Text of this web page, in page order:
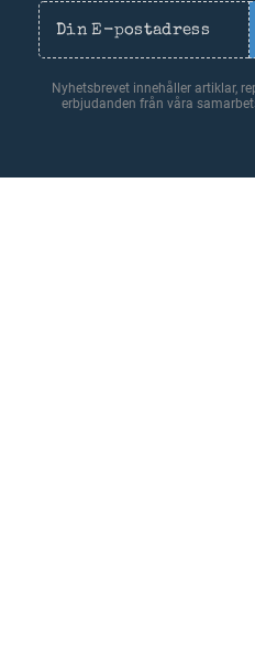
Nyhetsbrevet innehåller artiklar,
erbjudanden från våra